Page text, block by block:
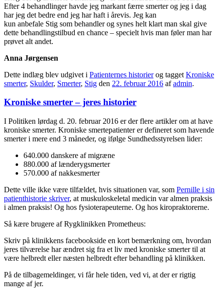
Efter 4 behandlinger havde jeg markant færre smerter og jeg i dag
har jeg det bedre end jeg har haft i årevis. Jeg kan
kun anbefale Stig som behandler og synes helt klart man skal give
dette behandlingstilbud en chance – specielt hvis man føler man har
prøvet alt andet.
Anna Jørgensen
Dette indlæg blev udgivet i Patienternes historierog tagget Kroniske
smerter, Skulder, Smerter, Stig den 22. februar 2016 afadmin.
Kroniske smerter – jeres historier
I Politiken lørdag d. 20. februar 2016 er der flere artikler om at have
kroniske smerter. Kroniske smertepatienter er defineret som havende
smerter i mere end 3 måneder, og ifølge Sundhedsstyrelsen lider:
640.000 danskere af migræne
880.000 af lænderygsmerter
570.000 af nakkesmerter
Dette ville ikke være tilfældet, hvis situationen var, som Pernille i sin
patienthistorie skriver, at muskuloskeletal medicin var almen praksis
i almen praksis! Og hos fysioterapeuterne. Og hos kiropraktorerne.
Så kære brugere af Rygklinikken Prometheus:
Skriv på klinikkens facebookside en kort bemærkning om, hvordan
jeres tilværelse har ændret sig fra et liv med kroniske smerter til at
være helbredt eller næsten helbredt efter behandling på klinikken.
På de tilbagemeldinger, vi får hele tiden, ved vi, at der er rigtig
mange af jer.